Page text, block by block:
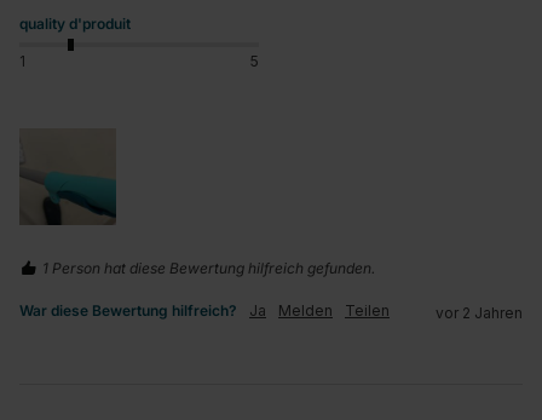
quality d'produit
1 5
1 Person hat diese Bewertung hilfreich gefunden.
War diese Bewertung hilfreich? Ja Melden Teilen vor 2 Jahren